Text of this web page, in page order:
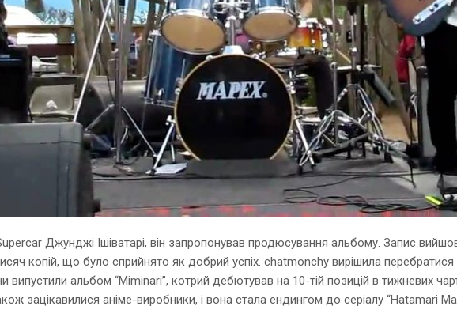
Джунджі Ішіватарі, він запропонував продюсування альбому. Запис
копій, що було сприйнято як добрий успіх. chatmonchy вирішила перебратися
випустили альбом “Miminari”, котрий дебютував на 10-тій позицій в тижневих
зацікавилися аніме-виробники, і вона стала ендингом до серіалу “Hatamari